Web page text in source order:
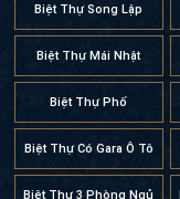
Biệt Thự Song Lập
Biệt Thự Mái Nhật
Biệt Thự Phố
Biệt Thự Có Gara Ô Tô
Biệt Thự 3 Phòng Ngủ